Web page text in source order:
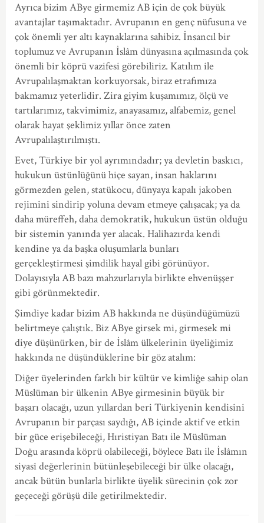
Ayrıca bizim ABye girmemiz AB için de çok büyük
avantajlar taşımaktadır. Avrupanın en genç nüfusuna ve
çok önemli yer altı kaynaklarına sahibiz. İnsancıl bir
toplumuz ve Avrupanın İslâm dünyasına açılmasında çok
önemli bir köprü vazifesi görebiliriz. Katılım ile
Avrupalılaşmaktan korkuyorsak, biraz etrafımıza
bakmamız yeterlidir. Zira giyim kuşamımız, ölçü ve
tartılarımız, takvimimiz, anayasamız, alfabemiz, genel
olarak hayat şeklimiz yıllar önce zaten
Avrupalılaştırılmıştı.
Evet, Türkiye bir yol ayrımındadır; ya devletin baskıcı,
hukukun üstünlüğünü hiçe sayan, insan haklarını
görmezden gelen, statükocu, dünyaya kapalı jakoben
rejimini sindirip yoluna devam etmeye çalışacak; ya da
daha müreffeh, daha demokratik, hukukun üstün olduğu
bir sistemin yanında yer alacak. Halihazırda kendi
kendine ya da başka oluşumlarla bunları
gerçekleştirmesi şimdilik hayal gibi görünüyor.
Dolayısıyla AB bazı mahzurlarıyla birlikte ehvenüşşer
gibi görünmektedir.
Şimdiye kadar bizim AB hakkında ne düşündüğümüzü
belirtmeye çalıştık. Biz ABye girsek mi, girmesek mi
diye düşünürken, bir de İslâm ülkelerinin üyeliğimiz
hakkında ne düşündüklerine bir göz atalım:
Diğer üyelerinden farklı bir kültür ve kimliğe sahip olan
Müslüman bir ülkenin ABye girmesinin büyük bir
başarı olacağı, uzun yıllardan beri Türkiyenin kendisini
Avrupanın bir parçası saydığı, AB içinde aktif ve etkin
bir güce erişebileceği, Hıristiyan Batı ile Müslüman
Doğu arasında köprü olabileceği, böylece Batı ile İslâmın
siyasî değerlerinin bütünleşebileceği bir ülke olacağı,
ancak bütün bunlarla birlikte üyelik sürecinin çok zor
geçeceği görüşü dile getirilmektedir.